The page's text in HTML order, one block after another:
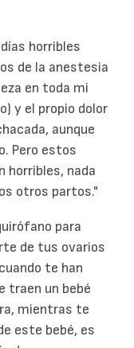
horribles
de la anestesia
en toda mi
y el propio dolor
aunque
Pero estos
horribles, nada
otros partos."
para
de tus ovarios
te han
traen un bebé
mientras te
este bebé, es